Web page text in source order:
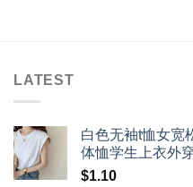
LATEST
白色无袖t恤女宽
体恤学生上衣外
$1.10